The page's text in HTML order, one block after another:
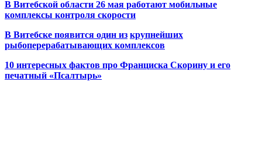
В Витебской области 26 мая работают мобильные
комплексы контроля скорости
В Витебске появится один из крупнейших
рыбоперерабатывающих комплексов
10 интересных фактов про Франциска Скорину и его
печатный «Псалтырь»